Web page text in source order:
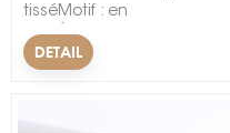
tisséMotif : en
reliefÉpaisseur : 1,2
mmLargeur : 52-54 pouces,
DETAIL